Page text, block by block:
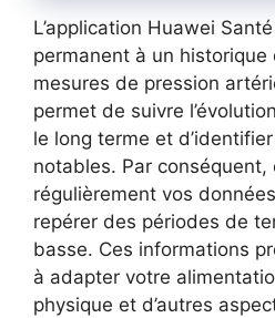
L’application Huawei
permanent à un historique
mesures de pression
permet de suivre
le long terme et
notables. Par conséquent,
régulièrement vos
repérer des périodes de
basse. Ces informations
à adapter votre
physique et d’autres